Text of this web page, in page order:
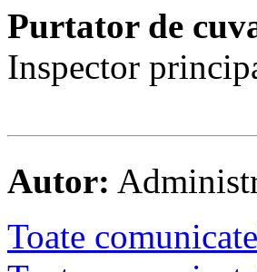
Purtator de
Inspector
Autor:
Toate